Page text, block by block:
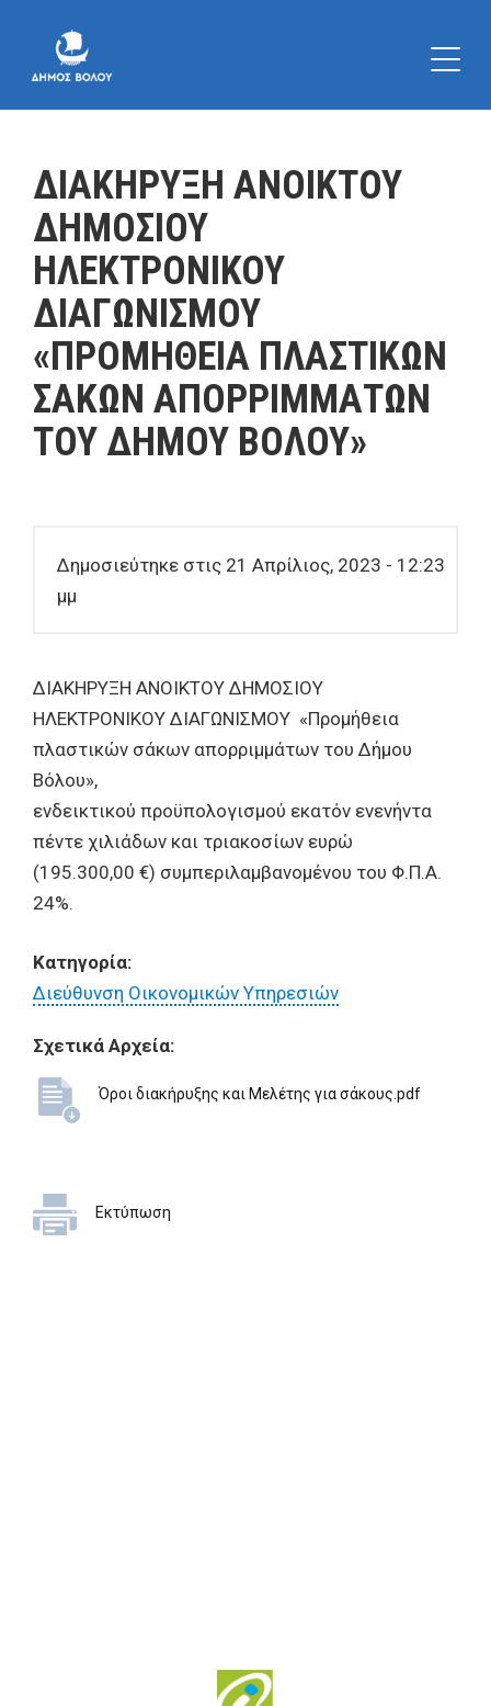
ΔΙΑΚΗΡΥΞΗ ΑΝΟΙKΤΟΥ
ΔΗΜΟΣΙΟΥ
ΗΛΕΚΤΡΟΝΙΚΟΥ
ΔΙΑΓΩΝΙΣΜΟΥ
«ΠΡΟΜΗΘΕΙΑ ΠΛΑΣΤΙΚΩΝ
ΣΑΚΩΝ ΑΠΟΡΡΙΜΜΑΤΩΝ
ΤΟΥ ΔΗΜΟΥ ΒΟΛΟΥ»
Δημοσιεύτηκε στις 21 Απρίλιος, 2023 - 12:23
μμ
ΔΙΑΚΗΡΥΞΗ ΑΝΟΙKΤΟΥ ΔΗΜΟΣΙΟΥ
ΗΛΕΚΤΡΟΝΙΚΟΥ ΔΙΑΓΩΝΙΣΜΟΥ «Προμήθεια
πλαστικών σάκων απορριμμάτων του Δήμου
Βόλου»,
ενδεικτικού προϋπολογισμού εκατόν ενενήντα
πέντε χιλιάδων και τριακοσίων ευρώ
(195.300,00 €) συμπεριλαμβανομένου του Φ.Π.Α.
24%.
Κατηγορία:
Διεύθυνση Οικονομικών Υπηρεσιών
Σχετικά Αρχεία:
Όροι διακήρυξης και Μελέτης για σάκους.pdf
Εκτύπωση